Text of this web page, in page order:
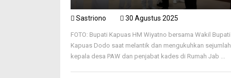
Sastriono 30 Agustus 2025
FOTO: Bupati Kapuas HM Wiyatno bersama Wakil Bupati
Kapuas Dodo saat melantik dan mengukuhkan sejumlah
kepala desa PAW dan penjabat kades di Rumah Jab ...